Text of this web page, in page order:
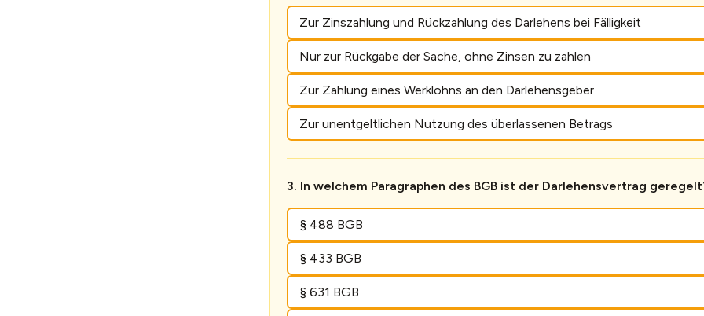
Zur Zinszahlung und Rückzahlung des Darlehens bei Fälligkeit
Nur zur Rückgabe der Sache, ohne Zinsen zu zahlen
Zur Zahlung eines Werklohns an den Darlehensgeber
Zur unentgeltlichen Nutzung des überlassenen Betrags
In welchem Paragraphen des BGB ist der Darlehensvertrag
§ 488 BGB
§ 433 BGB
§ 631 BGB